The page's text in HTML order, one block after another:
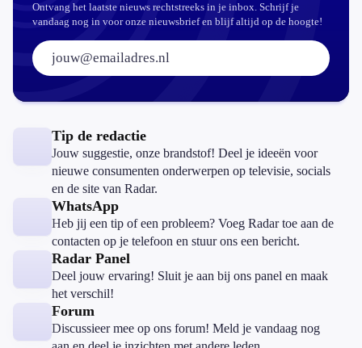
Ontvang het laatste nieuws rechtstreeks in je inbox. Schrijf je
vandaag nog in voor onze nieuwsbrief en blijf altijd op de hoogte!
E-mailadres:
Tip de redactie
Jouw suggestie, onze brandstof! Deel je ideeën voor
nieuwe consumenten onderwerpen op televisie, socials
en de site van Radar.
WhatsApp
Heb jij een tip of een probleem? Voeg Radar toe aan de
contacten op je telefoon en stuur ons een bericht.
Radar Panel
Deel jouw ervaring! Sluit je aan bij ons panel en maak
het verschil!
Forum
Discussieer mee op ons forum! Meld je vandaag nog